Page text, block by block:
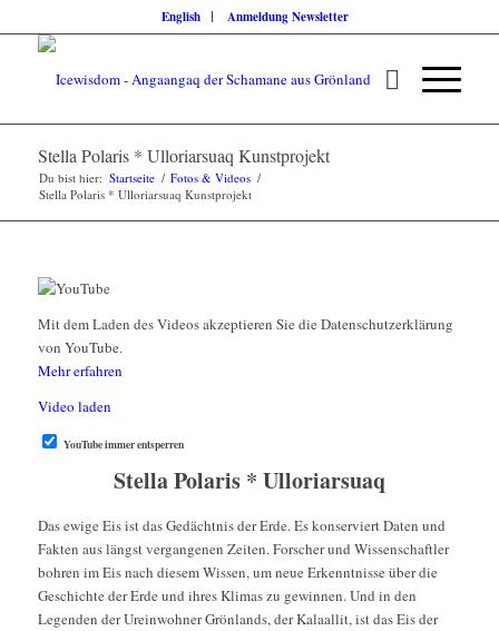
English Anmeldung Newsletter
Stella Polaris * Ulloriarsuaq Kunstprojekt
Du bist hier: Startseite / Fotos & Videos /
Stella Polaris * Ulloriarsuaq Kunstprojekt
Mit dem Laden des Videos akzeptieren Sie die Datenschutzerklärung
von YouTube.
Mehr erfahren
Video laden
YouTube immer entsperren
Stella Polaris * Ulloriarsuaq
Das ewige Eis ist das Gedächtnis der Erde. Es konserviert Daten und
Fakten aus längst vergangenen Zeiten. Forscher und Wissenschaftler
bohren im Eis nach diesem Wissen, um neue Erkenntnisse über die
Geschichte der Erde und ihres Klimas zu gewinnen. Und in den
Legenden der Ureinwohner Grönlands, der Kalaallit, ist das Eis der